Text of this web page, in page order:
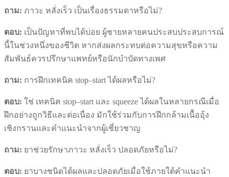
ถาม: ภาวะ หลั่งเร็ว เป็นเรื่องธรรมดาหรือไม่?
ตอบ: เป็นปัญหาที่พบได้บ่อย ผู้ชายหลายคนประสบประสบการณ์
นี้ในช่วงหนึ่งของชีวิต หากส่งผลกระทบต่อความสุขหรือความ
สัมพันธ์ควรปรึกษาแพทย์หรือนักบำบัดทางเพศ
ถาม: การฝึกเทคนิค stop–start ได้ผลหรือไม่?
ตอบ: ใช่ เทคนิค stop–start และ squeeze ได้ผลในหลายกรณีเมื่อ
ฝึกอย่างถูกวิธีและต่อเนื่อง มักใช้ร่วมกับการฝึกกล้ามเนื้ออุ้ง
เชิงกรานและคำแนะนำจากผู้เชี่ยวชาญ
ถาม: ยาช่วยรักษาภาวะ หลั่งเร็ว ปลอดภัยหรือไม่?
ตอบ: ยาบางชนิดได้ผลและปลอดภัยเมื่อใช้ภายใต้คำแนะนำ